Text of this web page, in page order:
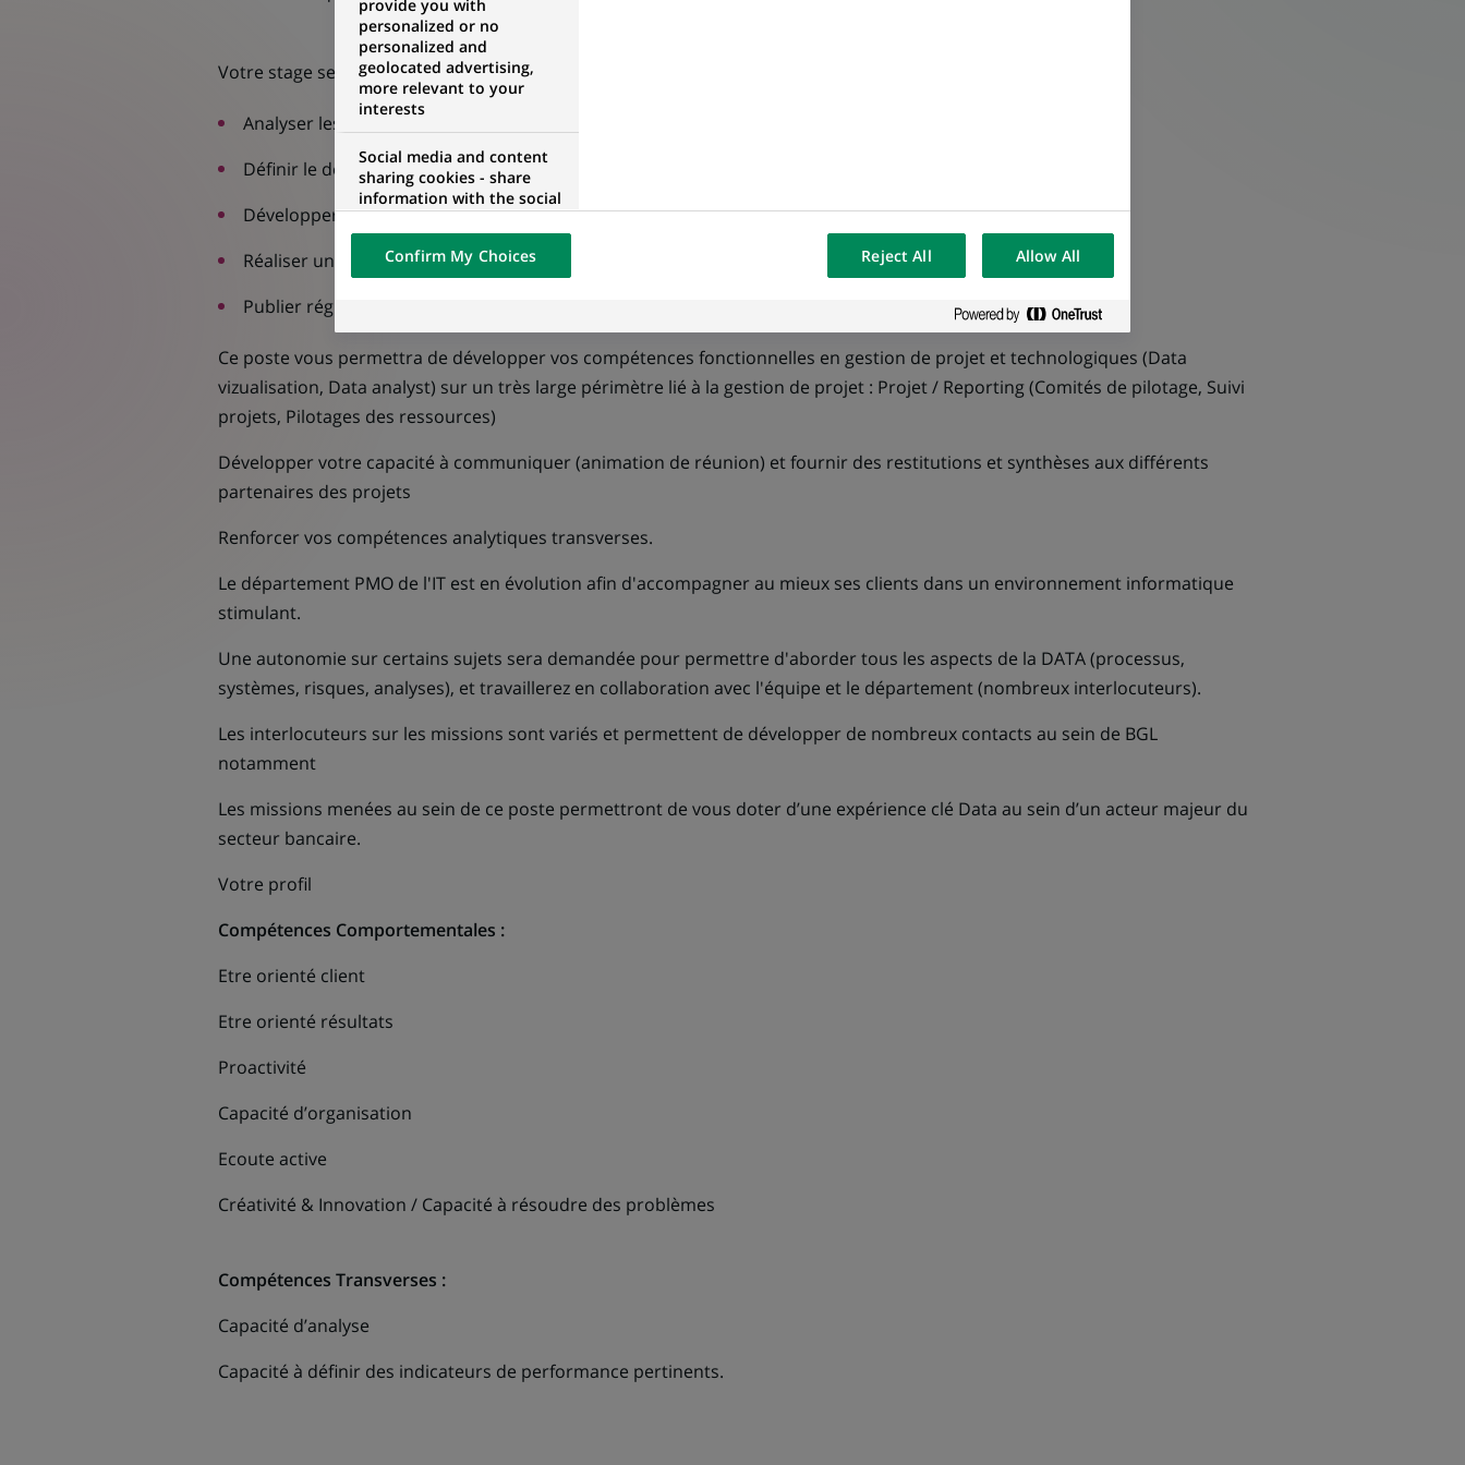
Votre stage sera organisé de la manière suivante :
Analyser les cas d’usage des outils et les besoins des utilisateurs cibles.
Définir le design des reporting.
Développer les reportings sous power BI, avec power query
Réaliser une démo pour présenter les résultats obtenus.
Publier régulièrement les reporting et accompagner le changement auprès des clients.
Ce poste vous permettra de développer vos compétences fonctionnelles en gestion de projet et technologiques (Data
vizualisation, Data analyst) sur un très large périmètre lié à la gestion de projet : Projet / Reporting (Comités de pilotage, Suivi
projets, Pilotages des ressources)
Développer votre capacité à communiquer (animation de réunion) et fournir des restitutions et synthèses aux différents
partenaires des projets
Renforcer vos compétences analytiques transverses.
Le département PMO de l'IT est en évolution afin d'accompagner au mieux ses clients dans un environnement informatique
stimulant.
Une autonomie sur certains sujets sera demandée pour permettre d'aborder tous les aspects de la DATA (processus,
systèmes, risques, analyses), et travaillerez en collaboration avec l'équipe et le département (nombreux interlocuteurs).
Les interlocuteurs sur les missions sont variés et permettent de développer de nombreux contacts au sein de BGL
notamment
Les missions menées au sein de ce poste permettront de vous doter d’une expérience clé Data au sein d’un acteur majeur du
secteur bancaire.
Votre profil
Compétences Comportementales :
Etre orienté client
Etre orienté résultats
Proactivité
Capacité d’organisation
Ecoute active
Créativité & Innovation / Capacité à résoudre des problèmes
Compétences Transverses :
Capacité d’analyse
Capacité à définir des indicateurs de performance pertinents.
provide you with
personalized or no
personalized and
geolocated advertising,
more relevant to your
interests
Social media and content
sharing cookies - share
information with the social
networks and propose the
visualization on our website
of the content hosted on a
external website.
Confirm My Choices Reject All Allow All